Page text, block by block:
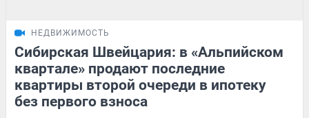
НЕДВИЖИМОСТЬ
Сибирская Швейцария: в «Альпийском
квартале» продают последние
квартиры второй очереди в ипотеку
без первого взноса